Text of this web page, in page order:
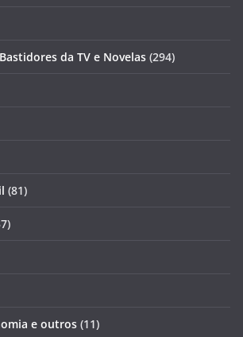
da TV e Novelas (294)
(81)
e outros (11)